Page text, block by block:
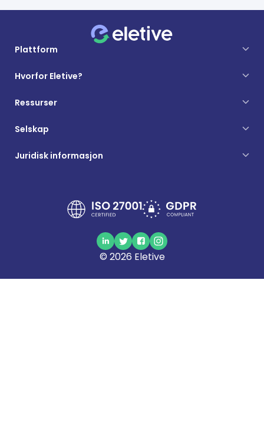
Plattform
Hvorfor Eletive?
Ressurser
Selskap
Juridisk informasjon
© 2026 Eletive